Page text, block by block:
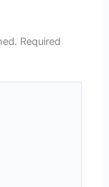
Required